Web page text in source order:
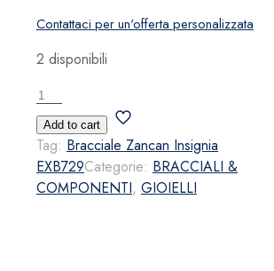
Contattaci per un'offerta personalizzata
2 disponibili
Bracciale
Zancan
Insignia
EXB729
quantità
Add to cart
Tag: Bracciale Zancan Insignia
EXB729Categorie: BRACCIALI &
COMPONENTI, GIOIELLI